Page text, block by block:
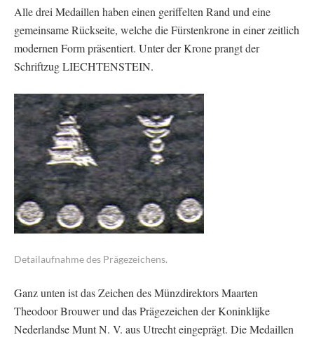
Alle drei Medaillen haben einen geriffelten Rand und eine
gemeinsame Rückseite, welche die Fürstenkrone in einer zeitlich
modernen Form präsentiert. Unter der Krone prangt der
Schriftzug LIECHTENSTEIN.
Detailaufnahme des Prägezeichens.
Ganz unten ist das Zeichen des Münzdirektors Maarten
Theodoor Brouwer und das Prägezeichen der Koninklijke
Nederlandse Munt N. V. aus Utrecht eingeprägt. Die Medaillen